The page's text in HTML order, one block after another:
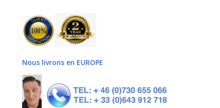
Nous livrons en EUROPE